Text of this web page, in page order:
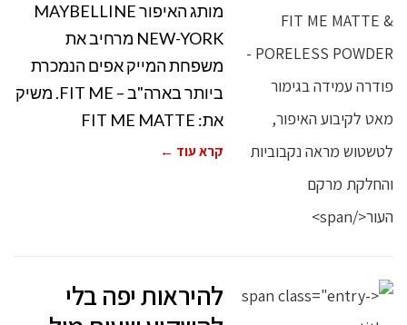
מותג האיפור MAYBELLINE
NEW-YORK מרחיב את
משפחת המייק אפים הנמכרת
ביותר בארה"ב – FIT ME. משיק
את: FIT ME MATTE
קרא עוד ←
להיראות יפה בלי